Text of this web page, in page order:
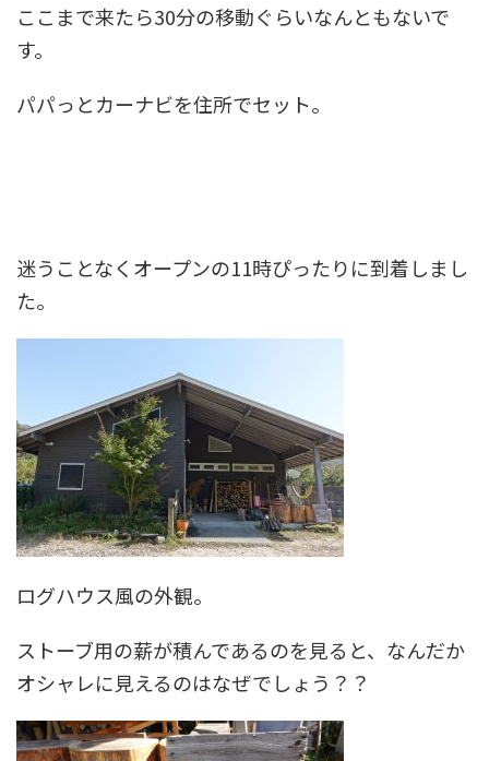
ここまで来たら30分の移動ぐらいなんともないで
す。
パパっとカーナビを住所でセット。
迷うことなくオープンの11時ぴったりに到着しまし
た。
ログハウス風の外観。
ストーブ用の薪が積んであるのを見ると、なんだか
オシャレに見えるのはなぜでしょう？？